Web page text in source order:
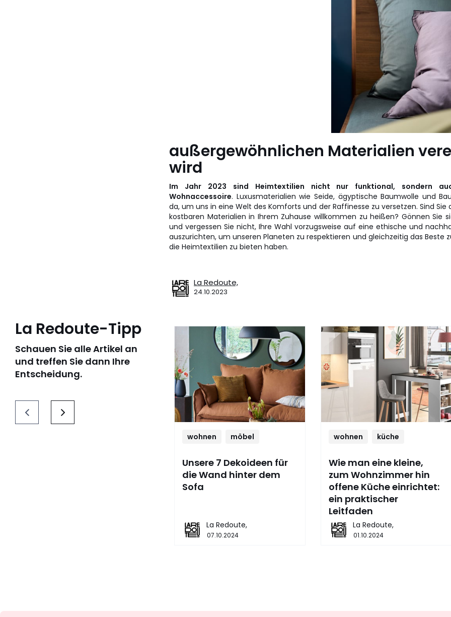
außergewöhnlichen Materialien
wird
Im Jahr 2023 sind Heimtextilien nicht nur funktional, sondern
Wohnaccessoire. Luxusmaterialien wie Seide, ägyptische Baumwolle und
da, um uns in eine Welt des Komforts und der Raffinesse zu versetzen. Sind Sie
kostbaren Materialien in Ihrem Zuhause willkommen zu heißen? Gönnen Sie
und vergessen Sie nicht, Ihre Wahl vorzugsweise auf eine ethische und
auszurichten, um unseren Planeten zu respektieren und gleichzeitig das Beste
die Heimtextilien zu bieten haben.
La Redoute,
24.10.2023
La Redoute-Tipp
Schauen Sie alle Artikel an
und treffen Sie dann Ihre
Entscheidung.
wohnen möbel
Unsere 7 Dekoideen für
die Wand hinter dem
Sofa
La Redoute,
07.10.2024
wohnen küche
Wie man eine kleine,
zum Wohnzimmer hin
offene Küche einrichtet:
ein praktischer
Leitfaden
La Redoute,
01.10.2024